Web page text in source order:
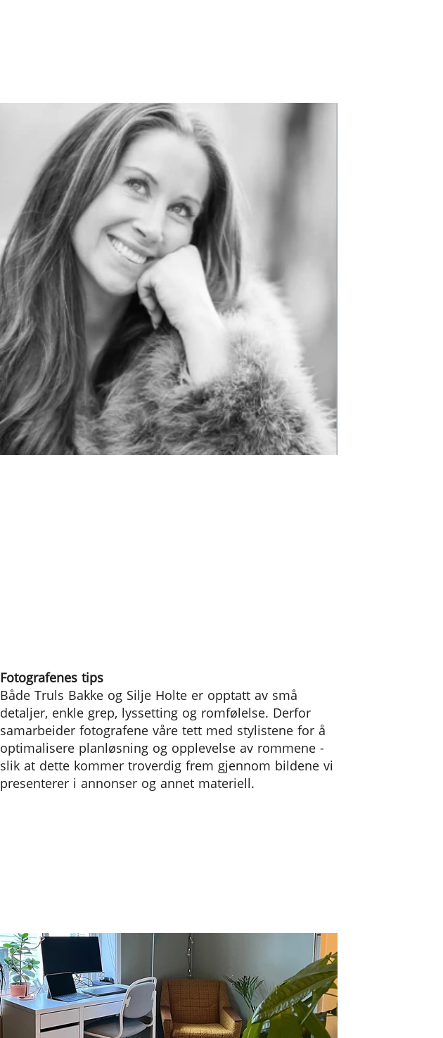
Fotografenes tips
Både Truls Bakke og Silje Holte er opptatt av små
detaljer, enkle grep, lyssetting og romfølelse. Derfor
samarbeider fotografene våre tett med stylistene for å
optimalisere planløsning og opplevelse av rommene -
slik at dette kommer troverdig frem gjennom bildene vi
presenterer i annonser og annet materiell.